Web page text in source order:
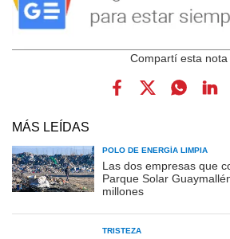
MÁS LEÍDAS
POLO DE ENERGÍA LIMPIA
Las dos empresas que
Parque Solar
millones
TRISTEZA